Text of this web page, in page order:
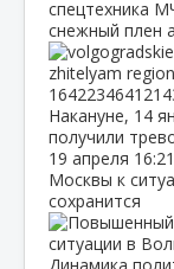
спецтехника
снежный плен
Накануне, 14
получили
19 апреля 16:21
Москвы к
сохранится